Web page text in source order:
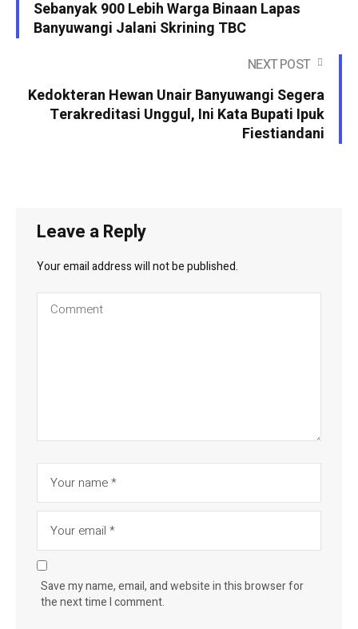
Sebanyak 900 Lebih Warga Binaan Lapas
Banyuwangi Jalani Skrining TBC
NEXT POST
Kedokteran Hewan Unair Banyuwangi Segera
Terakreditasi Unggul, Ini Kata Bupati Ipuk
Fiestiandani
Leave a Reply
Your email address will not be published.
Save my name, email, and website in this browser for
the next time I comment.